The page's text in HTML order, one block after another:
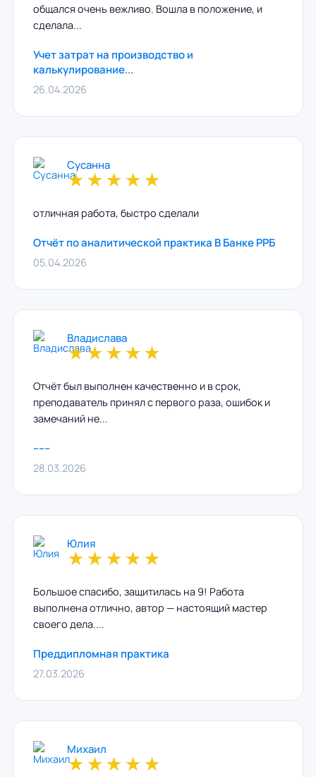
общался очень вежливо. Вошла в положение, и
сделала...
Учет затрат на производство и
калькулирование...
26.04.2026
Сусанна
★★★★★
отличная работа, быстро сделали
Отчёт по аналитической практика В Банке РРБ
05.04.2026
Владислава
★★★★★
Отчёт был выполнен качественно и в срок,
преподаватель принял с первого раза, ошибок и
замечаний не...
------
28.03.2026
Юлия
★★★★★
Большое спасибо, защитилась на 9! Работа
выполнена отлично, автор — настоящий мастер
своего дела....
Преддипломная практика
27.03.2026
Михаил
★★★★★